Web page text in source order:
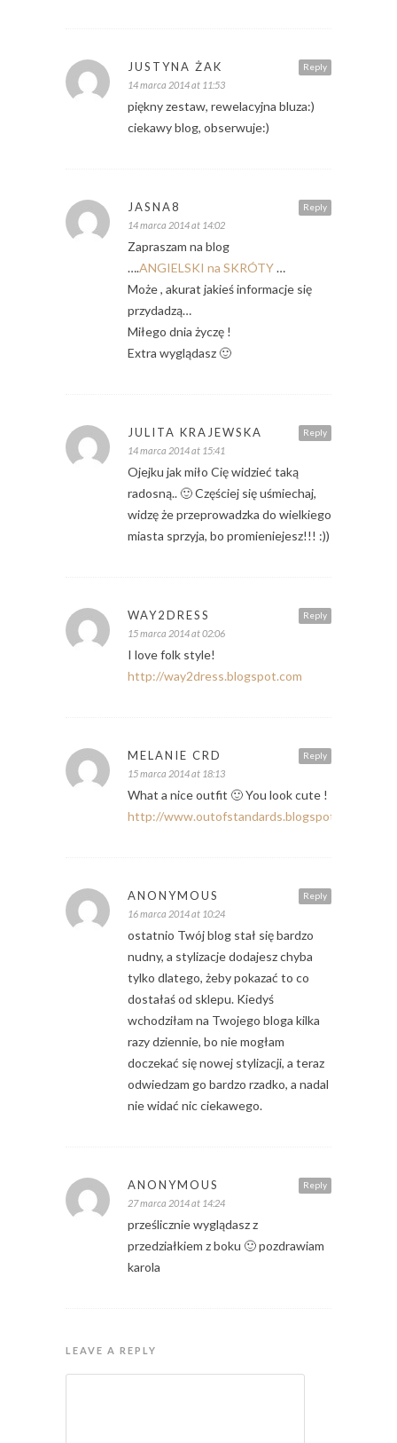
Reply
JUSTYNA ŻAK
14 marca 2014 at 11:53
piękny zestaw, rewelacyjna bluza:)
ciekawy blog, obserwuje:)
Reply
JASNA8
14 marca 2014 at 14:02
Zapraszam na blog
….ANGIELSKI na SKRÓTY…
Może , akurat jakieś informacje się
przydadzą…
Miłego dnia życzę !
Extra wyglądasz 🙂
Reply
JULITA KRAJEWSKA
14 marca 2014 at 15:41
Ojejku jak miło Cię widzieć taką
radosną.. 🙂 Częściej się uśmiechaj,
widzę że przeprowadzka do wielkiego
miasta sprzyja, bo promieniejesz!!! :))
Reply
WAY2DRESS
15 marca 2014 at 02:06
I love folk style!
http://way2dress.blogspot.com
Reply
MELANIE CRD
15 marca 2014 at 18:13
What a nice outfit 🙂 You look cute !
http://www.outofstandards.blogspot.fr
Reply
ANONYMOUS
16 marca 2014 at 10:24
ostatnio Twój blog stał się bardzo
nudny, a stylizacje dodajesz chyba
tylko dlatego, żeby pokazać to co
dostałaś od sklepu. Kiedyś
wchodziłam na Twojego bloga kilka
razy dziennie, bo nie mogłam
doczekać się nowej stylizacji, a teraz
odwiedzam go bardzo rzadko, a nadal
nie widać nic ciekawego.
Reply
ANONYMOUS
27 marca 2014 at 14:24
prześlicznie wyglądasz z
przedziałkiem z boku 🙂 pozdrawiam
karola
LEAVE A REPLY